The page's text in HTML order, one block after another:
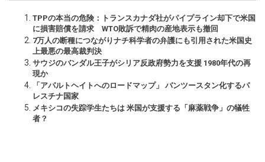
TPPの本当の危険：トランスカナダ社がパイプライン却下で米国
に損害賠償を請求 WTO敗訴で精肉の産地表示も撤回
7万人の断種につながりナチ科学者の弁護にも引用された米国史
上最悪の最高裁判決
サウジのバンダル王子がシリア反政府勢力を支援 1980年代の再
現か
「アパルトヘイトへのロードマップ」 バンツースタン化するパ
レスチナ国家
メキシコの失踪学生たちは 米国が支援する「麻薬戦争」の犠牲
者？